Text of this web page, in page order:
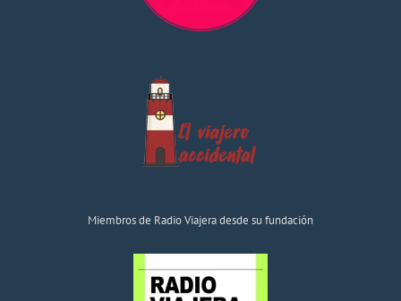
Miembros de Radio Viajera desde su fundación